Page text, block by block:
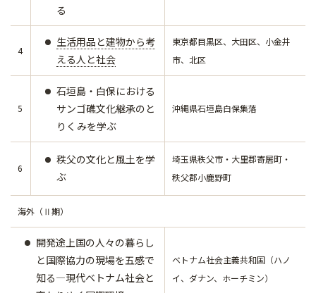
る
4
生活用品と建物から考
える人と社会
東京都目黒区、大田区、小金井
市、北区
5
石垣島・白保における
サンゴ礁文化継承のと
りくみを学ぶ
沖縄県石垣島白保集落
6
秩父の文化と風土を学
ぶ
埼玉県秩父市・大里郡寄居町・
秩父郡小鹿野町
海外（Ⅱ期）
開発途上国の人々の暮らし
と国際協力の現場を五感で
知る―現代ベトナム社会と
ベトナム社会主義共和国（ハノ
イ、ダナン、ホーチミン）